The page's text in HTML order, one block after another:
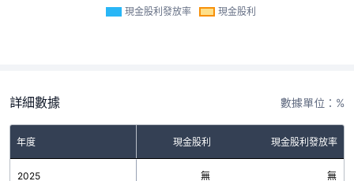
現金股利發放率 現金股利
詳細數據 數據單位：%
年度 現金股利 現金股利發放率
2025 無 無